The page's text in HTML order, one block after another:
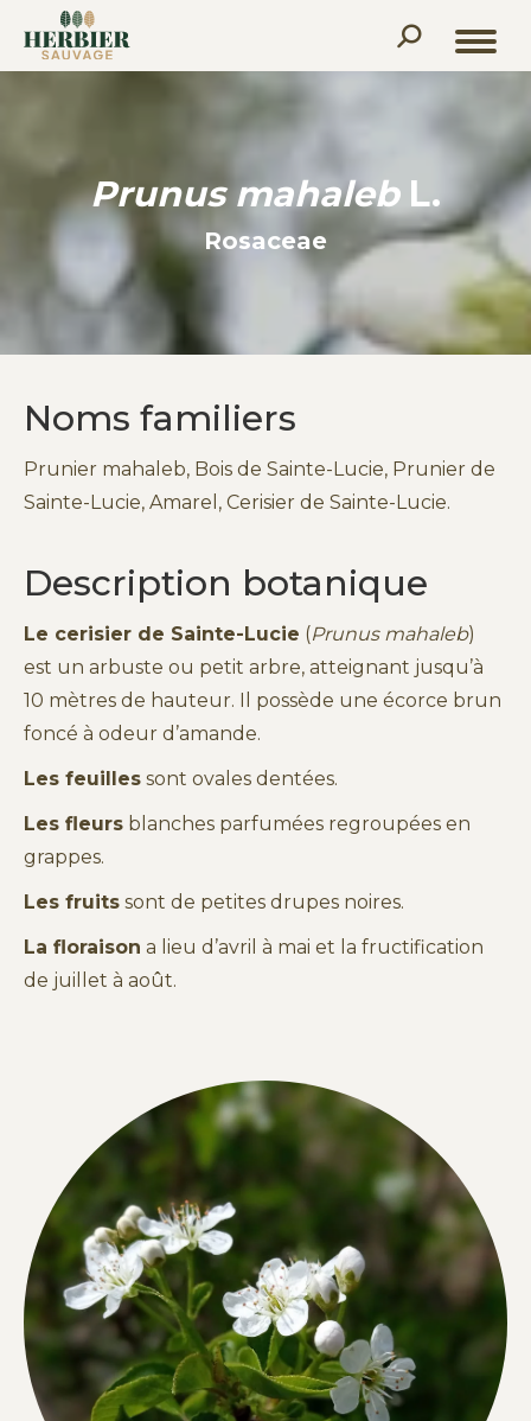
Recherche
:
Prunus mahaleb L.
Rosaceae
Noms familiers
Prunier mahaleb, Bois de Sainte-Lucie, Prunier de
Sainte-Lucie, Amarel, Cerisier de Sainte-Lucie.
Description botanique
Le cerisier de Sainte-Lucie (Prunus mahaleb)
est un arbuste ou petit arbre, atteignant jusqu’à
10 mètres de hauteur. Il possède une écorce brun
foncé à odeur d’amande.
Les feuilles sont ovales dentées.
Les fleurs blanches parfumées regroupées en
grappes.
Les fruits sont de petites drupes noires.
La floraison a lieu d’avril à mai et la fructification
de juillet à août.